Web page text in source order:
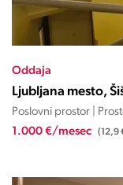
Oddaja
Ljubljana mesto,
Poslovni prostor |
1.000 €/mesec (12,9